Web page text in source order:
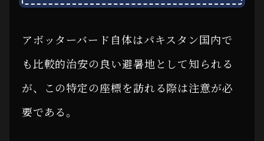
アボッターバード自体はパキスタン国内で
も比較的治安の良い避暑地として知られる
が、この特定の座標を訪れる際は注意が必
要である。